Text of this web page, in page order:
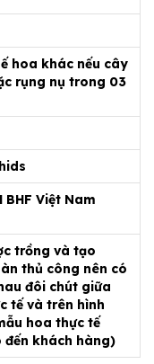
hoa khác nếu cây
rụng nụ trong 03
BHF Việt Nam
trồng và tạo
thủ công nên có
đôi chút giữa
tế và trên hình
hoa thực tế
khách hàng)